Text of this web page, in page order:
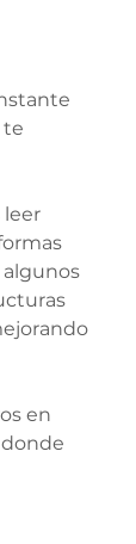
te
leer
en